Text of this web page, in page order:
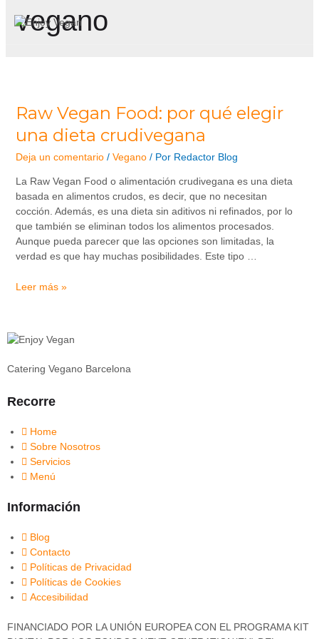
vegano
Raw Vegan Food: por qué elegir
una dieta crudivegana
Deja un comentario / Vegano/ Por Redactor Blog
La Raw Vegan Food o alimentación crudivegana es una dieta
basada en alimentos crudos, es decir, que no necesitan
cocción. Además, es una dieta sin aditivos ni refinados, por lo
que también se eliminan todos los alimentos procesados.
Aunque pueda parecer que las opciones son limitadas, la
verdad es que hay muchas posibilidades. Este tipo …
Leer más »
Catering Vegano Barcelona
Recorre
Home
Sobre Nosotros
Servicios
Menú
Información
Blog
Contacto
Políticas de Privacidad
Políticas de Cookies
Accesibilidad
FINANCIADO POR LA UNIÓN EUROPEA CON EL PROGRAMA KIT